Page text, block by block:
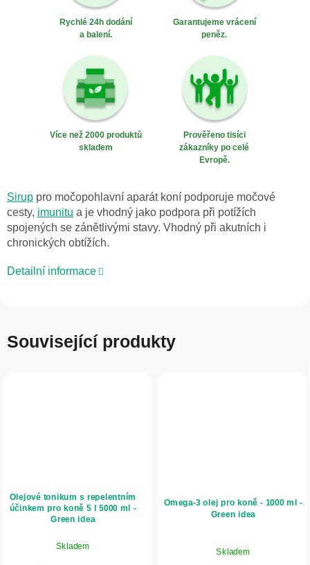
Rychlé 24h dodání
a balení.
Garantujeme vrácení
peněz.
Více než 2000 produktů
skladem
Prověřeno tisíci
zákazníky po celé
Evropě.
Sirup pro močopohlavní aparát koní podporuje močové
cesty, imunitu a je vhodný jako podpora při potížích
spojených se zánětlivými stavy. Vhodný při akutních i
chronických obtížích.
Detailní informace
Související produkty
Olejové tonikum s repelentním
účinkem pro koně 5 l 5000 ml -
Green idea
Skladem
Omega-3 olej pro koně - 1000 ml -
Green idea
Skladem